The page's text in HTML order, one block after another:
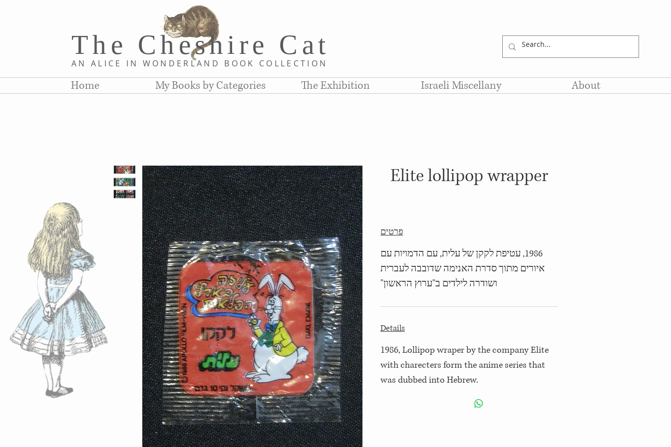
The Cheshire C at
AN ALICE IN WONDERLAND BOOK COLLE CTION
Home My Books by Categories The Exhibition Israeli Miscellany About
Elite lollipop wrapper
פרטים
1986, עטיפת לקקן של עלית, עם הדמויות עם
איורים מתוך סדרת האנימה שדובבה לעברית
ושודרה לילדים ב"ערוץ הראשון"
Details
1986, Lollipop wraper by the company Elite
with charecters form the anime series that
was dubbed into Hebrew.